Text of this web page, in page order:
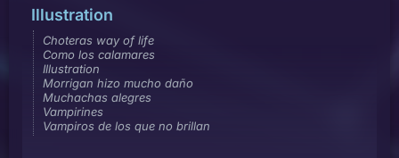
Illustration
Choteras way of life
Como los calamares
Illustration
Morrigan hizo mucho daño
Muchachas alegres
Vampirines
Vampiros de los que no brillan